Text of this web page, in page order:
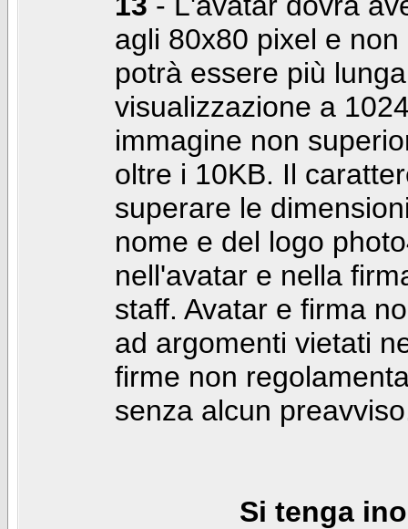
agli 80x80 pixel e
potrà essere più
visualizzazione a
immagine non
oltre i 10KB. Il
superare le
nome e del logo
nell'avatar e nella
staff. Avatar e firma
ad argomenti vietati
firme non
senza alcun
Si tenga